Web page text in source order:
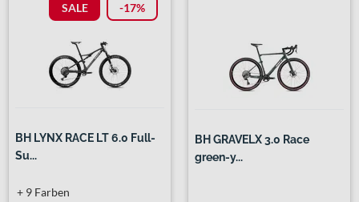
SALE -17%
BH LYNX RACE LT 6.0 Full-
Su...
+ 9 Farben
BH GRAVELX 3.0 Race
green-y...